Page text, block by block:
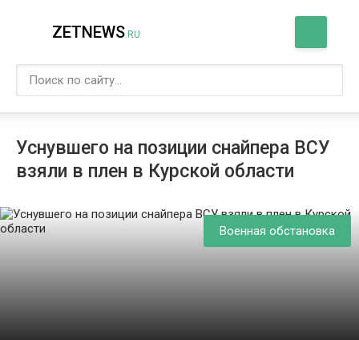
ZETNEWS.RU
Уснувшего на позиции снайпера ВСУ
взяли в плен в Курской области
Военная обстановка